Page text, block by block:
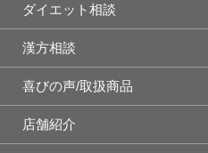
ダイエット相談
漢方相談
喜びの声/取扱商品
店舗紹介